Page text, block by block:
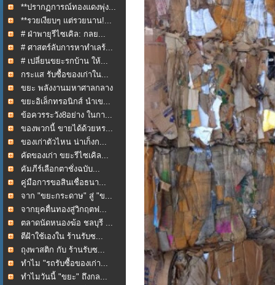
**ปรากฏการณ์ทองแดงพุ่ง...
**รวยเงียบๆ แต่รวยนาน!...
# ฝ่าพายุรีไซเคิล: กลย...
# ศาสตร์ลับการหาทำเลร้...
# เปลี่ยนขยะรกบ้าน ให้...
กระแส รับซื้อของเก่าใน...
ขยะ พลังงานมหาศาลกลาง
ใ...
ขยะอิเล็กทรอนิกส์ นำเข...
ข้อควรระวัง8อย่าง ในกา...
ของพวกนี้ ขายได้ด้วยหร...
ของเก่าตัวไหน น่าเก็งก...
คัดของเก่า ขยะรีไซเคิล...
คัมภีร์เลือกตาชั่งฉบับ...
คู่มือการขอสินเชื่อธนา...
จาก "ขยะกระดาษ" สู่ "ข...
จากยุคตื่นทองสู่วิกฤตฟ...
ตลาดนัดหนองฆ้อ ชลบุรี ...
ตีฝ้าใช้เองใน ร้านรับซ...
ถุงพาสติก กับ ร้านรับซ...
ทำไม "รถรับซื้อของเก่า...
ทำไมวันนี้ "ขยะ" ถึงกล...